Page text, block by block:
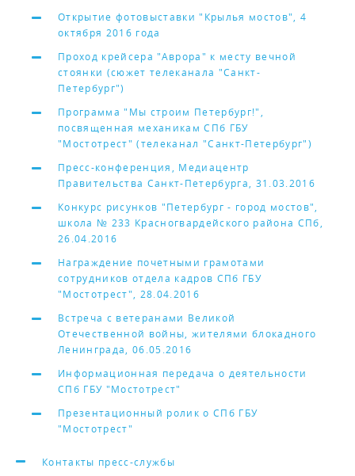
Открытие фотовыставки "Крылья мостов", 4
октября 2016 года
Проход крейсера "Аврора" к месту вечной
стоянки (сюжет телеканала "Санкт-
Петербург")
Программа "Мы строим Петербург!",
посвященная механикам СПб ГБУ
"Мостотрест" (телеканал "Санкт-Петербург")
Пресс-конференция, Медиацентр
Правительства Санкт-Петербурга, 31.03.2016
Конкурс рисунков "Петербург - город мостов",
школа № 233 Красногвардейского района СПб,
26.04.2016
Награждение почетными грамотами
сотрудников отдела кадров СПб ГБУ
"Мостотрест", 28.04.2016
Встреча с ветеранами Великой
Отечественной войны, жителями блокадного
Ленинграда, 06.05.2016
Информационная передача о деятельности
СПб ГБУ "Мостотрест"
Презентационный ролик о СПб ГБУ
"Мостотрест"
Контакты пресс-службы